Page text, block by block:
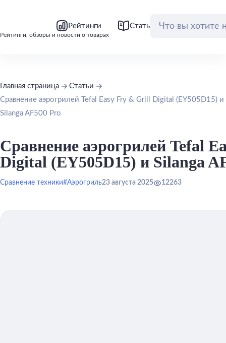
Рейтинги, обзоры и новости о товарах
Рейтинги Статьи Обзоры
Главная страница
Статьи
Сравнение аэрогрилей Tefal Easy Fry & Grill Digital (EY505D15) и
Silanga AF500 Pro
Сравнение аэрогрилей Tefal
Digital (EY505D15) и Silanga
Сравнение техники#Аэрогриль23 августа 2025 12263